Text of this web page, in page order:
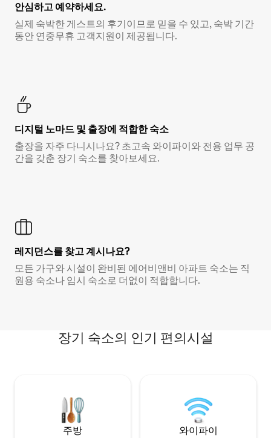
안심하고 예약하세요.
실제 숙박한 게스트의 후기이므로 믿을 수 있고, 숙박 기간
동안 연중무휴 고객지원이 제공됩니다.
디지털 노마드 및 출장에 적합한 숙소
출장을 자주 다니시나요? 초고속 와이파이와 전용 업무 공
간을 갖춘 장기 숙소를 찾아보세요.
레지던스를 찾고 계시나요?
모든 가구와 시설이 완비된 에어비앤비 아파트 숙소는 직
원용 숙소나 임시 숙소로 더없이 적합합니다.
장기 숙소의 인기 편의시설
주방 와이파이